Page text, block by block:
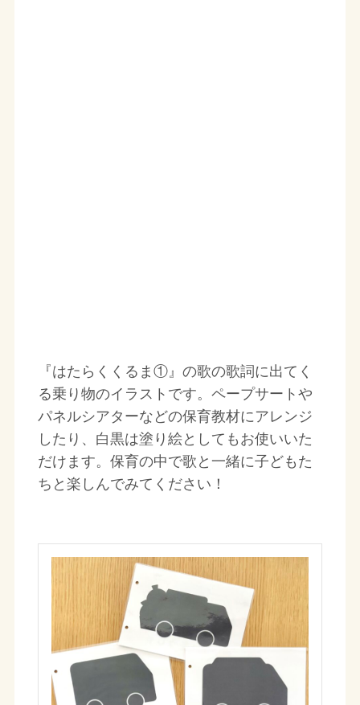
『はたらくくるま①』の歌の歌詞に出てく
る乗り物のイラストです。ペープサートや
パネルシアターなどの保育教材にアレンジ
したり、白黒は塗り絵としてもお使いいた
だけます。保育の中で歌と一緒に子どもた
ちと楽しんでみてください！